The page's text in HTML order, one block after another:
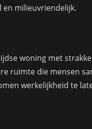
en milieuvriendelijk.
woning met
ruimte die mensen
werkelijkheid te